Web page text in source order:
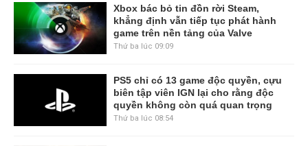
Xbox bác bỏ tin đồn rời Steam,
khẳng định vẫn tiếp tục phát hành
game trên nền tảng của Valve
Thứ ba lúc 09:09
PS5 chỉ có 13 game độc quyền, cựu
biên tập viên IGN lại cho rằng độc
quyền không còn quá quan trọng
Thứ ba lúc 08:54